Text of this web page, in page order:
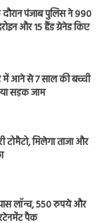
दौरान पंजाब पुलिस ने 990
और 15 हैंड ग्रेनेड किए
आने से 7 साल की बच्ची
सड़क जाम
मिलेगा ताजा और
लॉन्च, 550 रुपये और
पैक